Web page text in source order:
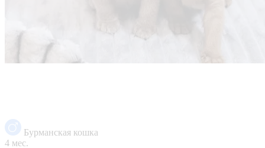
Бурманская кошка
4 мес.